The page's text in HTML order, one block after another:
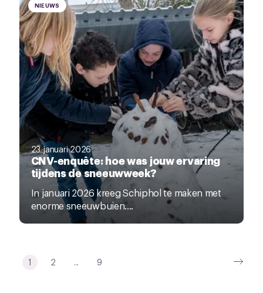
NIEUWS
23 januari 2026
CNV-enquête: hoe was jouw ervaring
tijdens de sneeuwweek?
In januari 2026 kreeg Schiphol te maken met
enorme sneeuwbuien....
1 2 ... 9